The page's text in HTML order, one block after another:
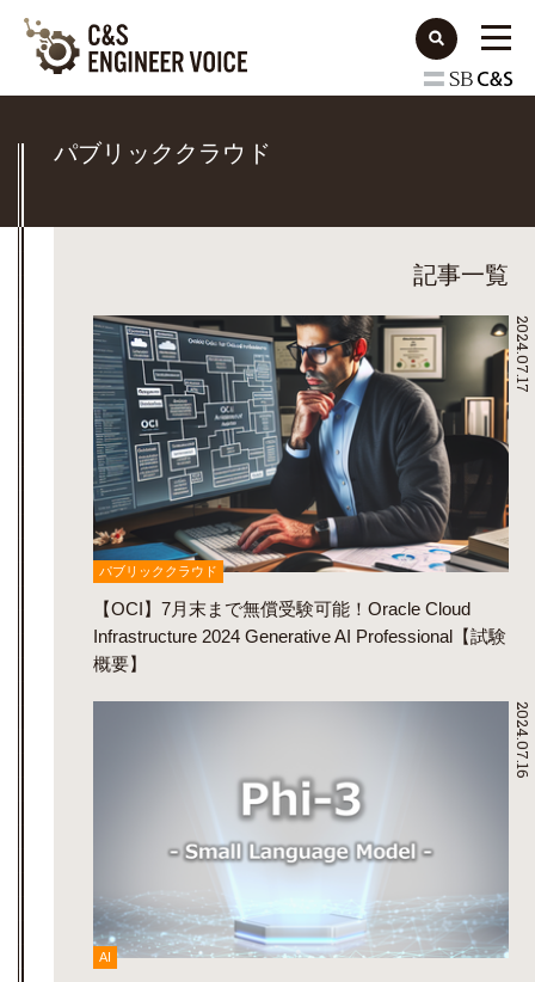
パブリッククラウド
記事一覧
2024.07.17
パブリッククラウド
【OCI】7月末まで無償受験可能！Oracle Cloud
Infrastructure 2024 Generative AI Professional【試験
概要】
2024.07.16
AI